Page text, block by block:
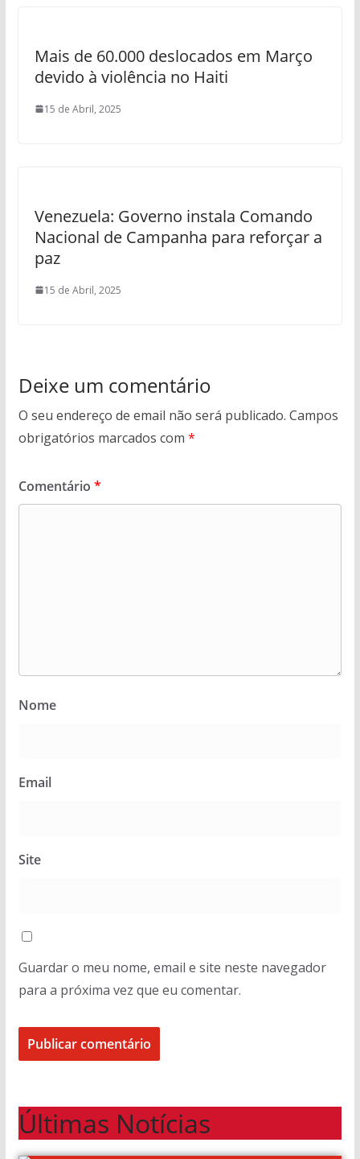
Mais de 60.000 deslocados em Março
devido à violência no Haiti
15 de Abril, 2025
Venezuela: Governo instala Comando
Nacional de Campanha para reforçar a
paz
15 de Abril, 2025
Deixe um comentário
O seu endereço de email não será publicado. Campos
obrigatórios marcados com *
Comentário *
Nome
Email
Site
Guardar o meu nome, email e site neste navegador
para a próxima vez que eu comentar.
Últimas Notícias